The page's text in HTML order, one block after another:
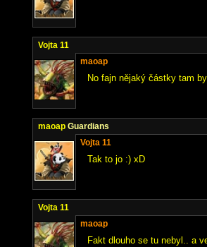
Vojta 11
maoap
No fajn nějaký částky tam
maoap Guardians
Vojta 11
Tak to jo :) xD
Vojta 11
maoap
Fakt dlouho se tu nebyl.. a